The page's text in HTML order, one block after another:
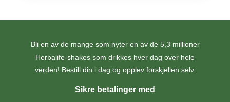
Bli en av de mange som nyter en av de 5,3 millioner
Herbalife-shakes som drikkes hver dag over hele
verden! Bestill din i dag og opplev forskjellen selv.
Sikre betalinger med